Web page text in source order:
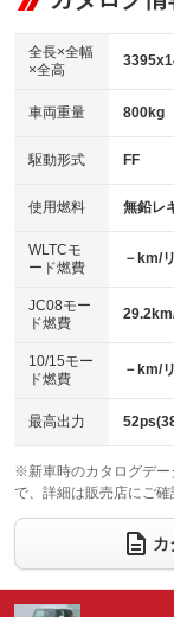
：装備なし
パワーウィンドウ
アイドリングストッ
：装備あり
USB入力端子
：装備あり
100V電源
：装備なし
センターデフロック
：装備なし
電動格納ミラー
：装備あり
ビジュアル：-／
：装備あり
アルミホイール
：装備なし
HID(キセノンライト)
バックカメラ
エアロ
：装備なし
ローダウン
：装備なし
ベンチシート
：装備あり
チップアップシー
：装備なし
電動格納サードシ
：装備なし
ウォークスルー
電動リアゲート
シートエアコン
：装備なし
全長×全幅
×全高
車両重量 800kg
駆動形式 FF
使用燃料 無鉛レ
WLTCモ
ード燃費
－km/
JC08モー
ド燃費
10/15モー
ド燃費
－km/
最高出力
※新車時のカタログデー
で、詳細は販売店にご確
カ